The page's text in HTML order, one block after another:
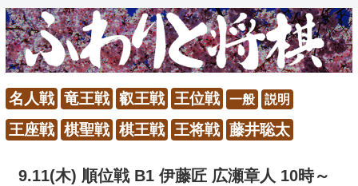
名人戦 竜王戦 叡王戦 王位戦 一般 説明
王座戦 棋聖戦 棋王戦 王将戦 藤井聡太
9.11(木) 順位戦 B1 伊藤匠 広瀬章人 10時～